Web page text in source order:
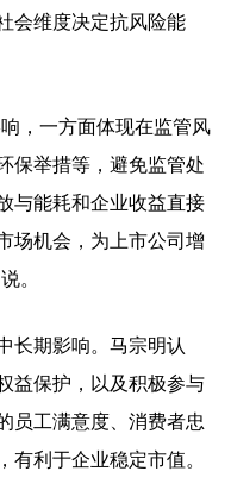
会维度决定抗风险能
，一方面体现在监管风
保举措等，避免监管处
与能耗和企业收益直接
场机会，为上市公司增
。
期影响。马宗明认
益保护，以及积极参与
员工满意度、消费者忠
有利于企业稳定市值。